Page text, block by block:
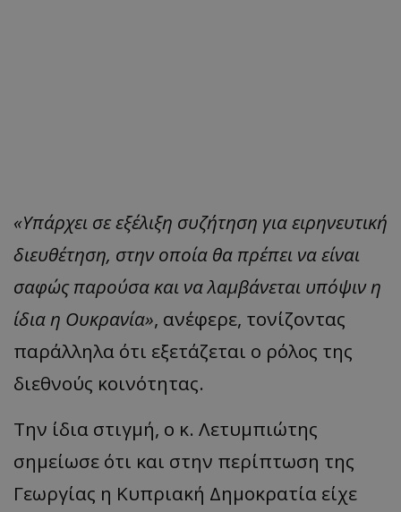
«Υπάρχει σε εξέλιξη συζήτηση για ειρηνευτική
διευθέτηση, στην οποία θα πρέπει να είναι
σαφώς παρούσα και να λαμβάνεται υπόψιν η
ίδια η Ουκρανία», ανέφερε, τονίζοντας
παράλληλα ότι εξετάζεται ο ρόλος της
διεθνούς κοινότητας.
Την ίδια στιγμή, ο κ. Λετυμπιώτης
σημείωσε ότι και στην περίπτωση της
Γεωργίας η Κυπριακή Δημοκρατία είχε